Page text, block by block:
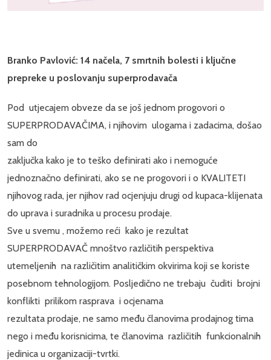
Branko Pavlović: 14 načela, 7 smrtnih bolesti i ključne
prepreke u poslovanju superprodavača
Pod utjecajem obveze da se još jednom progovori o
SUPERPRODAVAČIMA, i njihovim ulogama i zadacima, došao
sam do
zaključka kako je to teško definirati ako i nemoguće
jednoznačno definirati, ako se ne progovori i o KVALITETI
njihovog rada, jer njihov rad ocjenjuju drugi od kupaca-klijenata
do uprava i suradnika u procesu prodaje.
Sve u svemu , možemo reći kako je rezultat
SUPERPRODAVAČ mnoštvo različitih perspektiva
utemeljenih na različitim analitičkim okvirima koji se koriste
posebnom tehnologijom. Posljedično ne trebaju čuditi brojni
konflikti prilikom rasprava i ocjenama
rezultata prodaje, ne samo među članovima prodajnog tima
nego i među korisnicima, te članovima različitih funkcionalnih
jedinica u organizaciji-tvrtki.